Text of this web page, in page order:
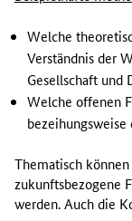
Welche
Verständnis der
Gesellschaft und
Welche offenen
Thematisch
zukunftsbezogene
werden. Auch die